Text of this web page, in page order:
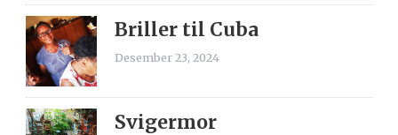
Briller til Cuba
Desember 23, 2024
Svigermor